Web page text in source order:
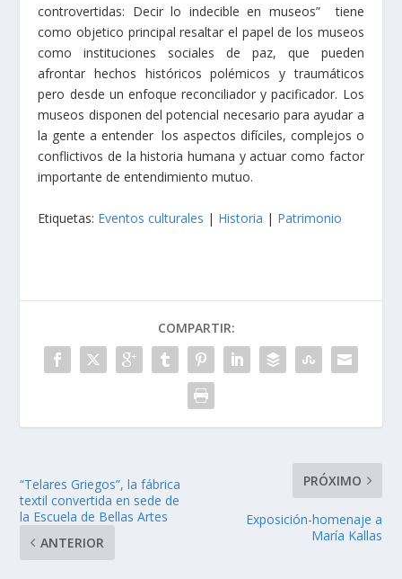
controvertidas: Decir lo indecible en museos” tiene
como objetico principal resaltar el papel de los museos
como instituciones sociales de paz, que pueden
afrontar hechos históricos polémicos y traumáticos
pero desde un enfoque reconciliador y pacificador. Los
museos disponen del potencial necesario para ayudar a
la gente a entender los aspectos difíciles, complejos o
conflictivos de la historia humana y actuar como factor
importante de entendimiento mutuo.
Etiquetas: Eventos culturales | Historia | Patrimonio
COMPARTIR:
“Telares Griegos”, la fábrica
textil convertida en sede de
la Escuela de Bellas Artes
ANTERIOR
PRÓXIMO
Exposición-homenaje a
María Kallas